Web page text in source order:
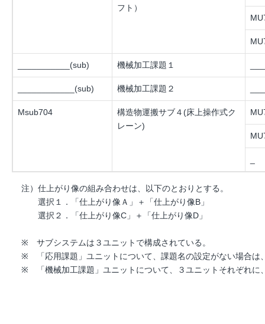
フト）
___________(sub) 機械加工課題１
____________(sub) 機械加工課題２
Msub704
構造物運搬サブ４(床上操作式ク
レーン)
注）仕上がり像の組み合わせは、以下のとおりとする。
選択１．「仕上がり像Ａ」＋「仕上がり像B」
選択２．「仕上がり像C」＋「仕上がり像D」
※ サブシステムは３ユニットで構成されている。
※ 「応用課題」ユニットについて、課題名の設定がない場合は
※ 「機械加工課題」ユニットについて、３ユニットそれぞれに